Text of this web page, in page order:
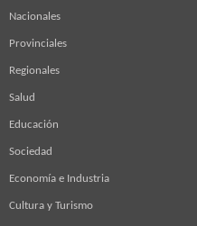
Nacionales
Provinciales
Regionales
Salud
Educación
Sociedad
Economía e Industria
Cultura y Turismo